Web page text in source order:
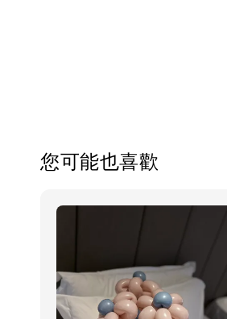
您可能也喜歡